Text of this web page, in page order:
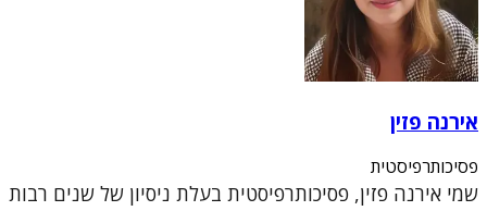
אירנה פזין
פסיכותרפיסטית
שמי אירנה פזין, פסיכותרפיסטית בעלת ניסיון של שנים רבות